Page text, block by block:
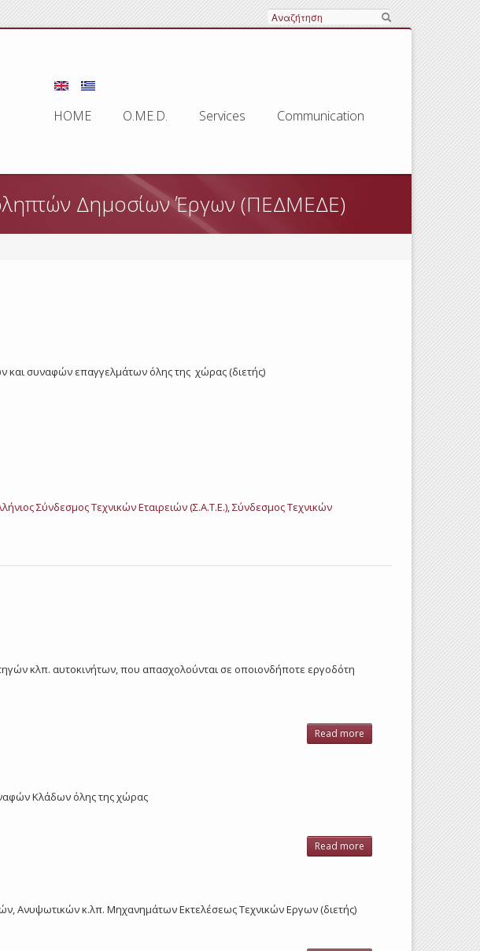
Search
HOME O.ME.D. Services Communication
Δημοσίων Έργων (ΠΕΔΜΕΔΕ)
και συναφών επαγγελμάτων όλης της χώρας (διετής)
Σύνδεσμος Τεχνικών Εταιρειών (Σ.Α.Τ.Ε.),Σύνδεσμος Τεχνικών
κλπ. αυτοκινήτων, που απασχολούνται σε οποιονδήποτε εργοδότη
Read more
Κλάδων όλης της χώρας
Read more
Οικοδόμων
Ανυψωτικών κ.λπ. Μηχανημάτων Εκτελέσεως Τεχνικών Εργων (διετής)